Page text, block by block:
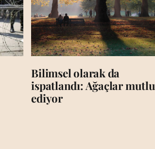
Bilimsel olarak da
ispatlandı: Ağaçlar mutlu
ediyor